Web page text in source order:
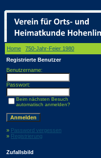
Home 750-Jahr-Feier 1980
Registrierte Benutzer
Benutzername:
Passwort:
Beim nächsten Besuch
automatisch anmelden?
» Password vergessen
» Registrierung
Zufallsbild